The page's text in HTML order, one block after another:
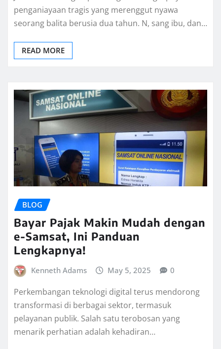
penganiayaan tragis yang merenggut nyawa
seorang balita berusia dua tahun. N, sang ibu, dan…
READ MORE
BLOG
Bayar Pajak Makin Mudah dengan
e-Samsat, Ini Panduan
Lengkapnya!
Kenneth Adams May 5, 2025 0
Perkembangan teknologi digital terus mendorong
transformasi di berbagai sektor, termasuk
pelayanan publik. Salah satu terobosan yang
menarik perhatian adalah kehadiran…